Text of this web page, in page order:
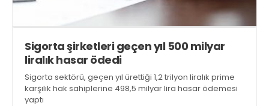
Sigorta şirketleri geçen yıl 500 milyar
liralık hasar ödedi
Sigorta sektörü, geçen yıl ürettiği 1,2 trilyon liralık prime
karşılık hak sahiplerine 498,5 milyar lira hasar ödemesi
yaptı